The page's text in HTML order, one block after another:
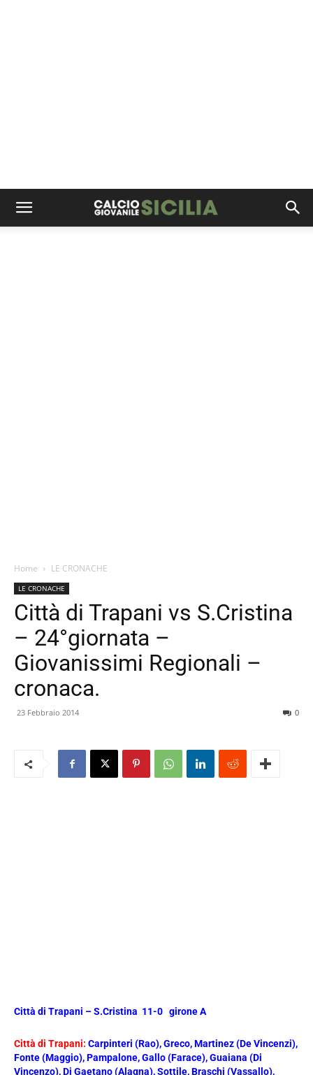
Home LE CRONACHE
LE CRONACHE
Città di Trapani vs S.Cristina
– 24°giornata –
Giovanissimi Regionali –
cronaca.
23 Febbraio 2014 0
Città di Trapani – S.Cristina 11-0 girone A
Città di Trapani: Carpinteri (Rao), Greco, Martinez (De Vincenzi),
Fonte (Maggio), Pampalone, Gallo (Farace), Guaiana (Di
Vincenzo), Di Gaetano (Alagna), Sottile, Braschi (Vassallo),